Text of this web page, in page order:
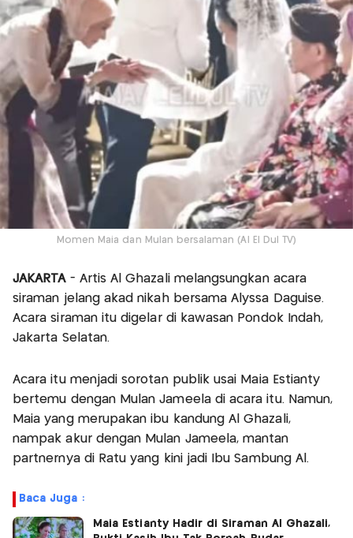
Momen Maia dan Mulan bersalaman (Al El Dul TV)
JAKARTA- Artis Al Ghazali melangsungkan acara
siraman jelang akad nikah bersama Alyssa Daguise.
Acara siraman itu digelar di kawasan Pondok Indah,
Jakarta Selatan.
Acara itu menjadi sorotan publik usai Maia Estianty
bertemu dengan Mulan Jameela di acara itu. Namun,
Maia yang merupakan ibu kandung Al Ghazali,
nampak akur dengan Mulan Jameela, mantan
partnernya di Ratu yang kini jadi Ibu Sambung Al.
Baca Juga :
Maia Estianty Hadir di Siraman Al Ghazali,